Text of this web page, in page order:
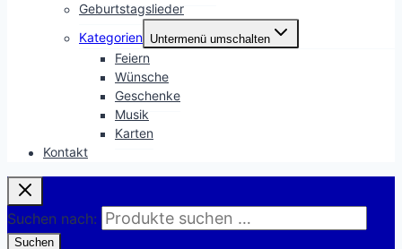
Geburtstagslieder
Kategorien Untermenü umschalten
Feiern
Wünsche
Geschenke
Musik
Karten
Kontakt
Suchen nach:
Suchen